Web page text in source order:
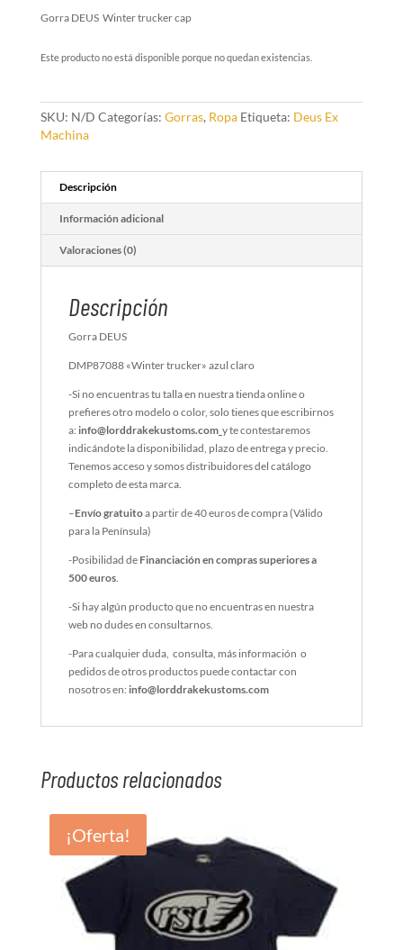
Gorra DEUS Winter trucker cap
Este producto no está disponible porque no quedan existencias.
SKU: N/D Categorías: Gorras, Ropa Etiqueta: Deus Ex
Machina
Descripción
Información adicional
Valoraciones (0)
Descripción
Gorra DEUS
DMP87088 «Winter trucker» azul claro
-Si no encuentras tu talla en nuestra tienda online o
prefieres otro modelo o color, solo tienes que escribirnos
a: info@lorddrakekustoms.com y te contestaremos
indicándote la disponibilidad, plazo de entrega y precio.
Tenemos acceso y somos distribuidores del catálogo
completo de esta marca.
–Envío gratuitoa partir de 40 euros de compra (Válido
para la Península)
-Posibilidad de Financiación en compras superiores a
500 euros.
-Si hay algún producto que no encuentras en nuestra
web no dudes en consultarnos.
-Para cualquier duda, consulta, más información o
pedidos de otros productos puede contactar con
nosotros en: info@lorddrakekustoms.com
Productos relacionados
¡Oferta!